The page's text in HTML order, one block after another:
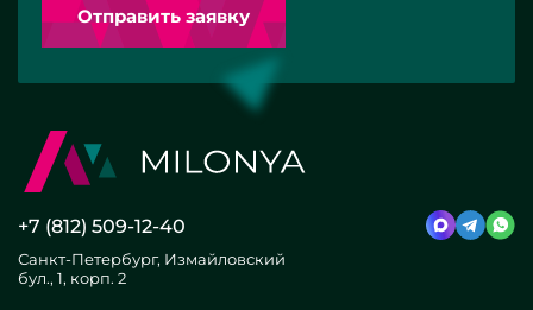
Отправить заявку
+7 (812) 509-12-40
Санкт-Петербург, Измайловский
бул., 1, корп. 2